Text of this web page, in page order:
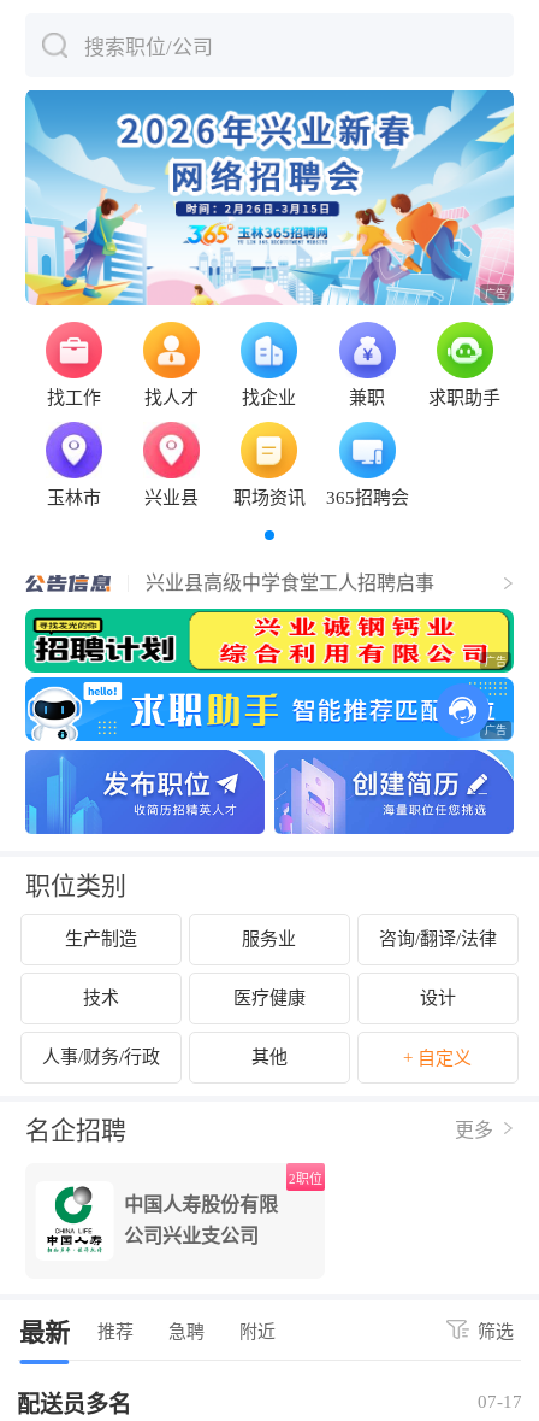
搜索职位/公司
找工作 找人才 找企业 兼职 求职助手
玉林市 兴业县 职场资讯 365招聘会
兴业县高级中学食堂工人招聘启事
兴业县第五中学招聘食堂工作人员公告
兴业县卖酒镇卫生院招聘人员公告
招650人，1月26日起报名，广西2026年区
直事业单位统一公开招聘工作人员通告
广西壮族自治区2026年度考试录用公务员
公告
关于在兴业县城区设置年货街及临时夜市
摊点的公告
兴业南站、兴业站春运志愿者招募
拍卖公告：兴业县城区1970个公共停车泊
位即将拍卖
兴业县沙塘镇便民服务中心 招聘公告
职位类别
生产制造 服务业 咨询/翻译/法律
技术 医疗健康 设计
人事/财务/行政 其他 + 自定义
名企招聘 更多
中国人寿股份有限
公司兴业支公司
2职位
最新 推荐 急聘 附近 筛选
配送员多名 07-17